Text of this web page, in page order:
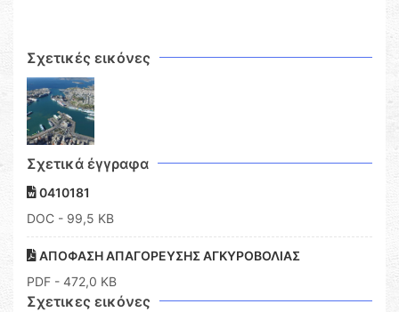
Σχετικές εικόνες
Σχετικά έγγραφα
0410181
DOC - 99,5 KB
ΑΠΟΦΑΣΗ ΑΠΑΓΟΡΕΥΣΗΣ ΑΓΚΥΡΟΒΟΛΙΑΣ
PDF - 472,0 KB
Σχετικες εικόνες